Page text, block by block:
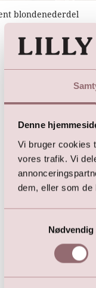
Denne
Vi bruger cookies
vores trafik. Vi
dem, eller som de
Nødvendig
blondenederdel